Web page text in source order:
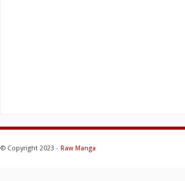
© Copyright 2023 - Raw Manga